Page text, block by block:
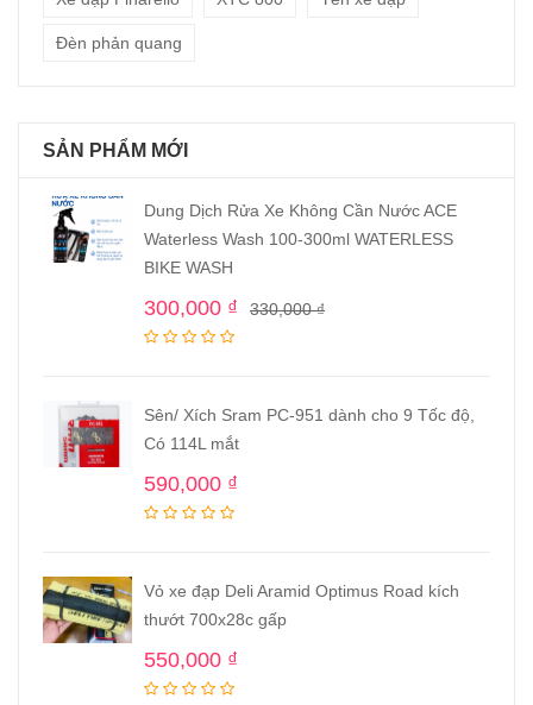
Đèn phản quang
SẢN PHẨM MỚI
Dung Dịch Rửa Xe Không Cần Nước ACE
Waterless Wash 100-300ml WATERLESS
BIKE WASH
330,000₫
300,000 ₫
Sên/ Xích Sram PC-951 dành cho 9 Tốc độ,
Có 114L mắt
590,000 ₫
Vỏ xe đạp Deli Aramid Optimus Road kích
thướt 700x28c gấp
550,000 ₫